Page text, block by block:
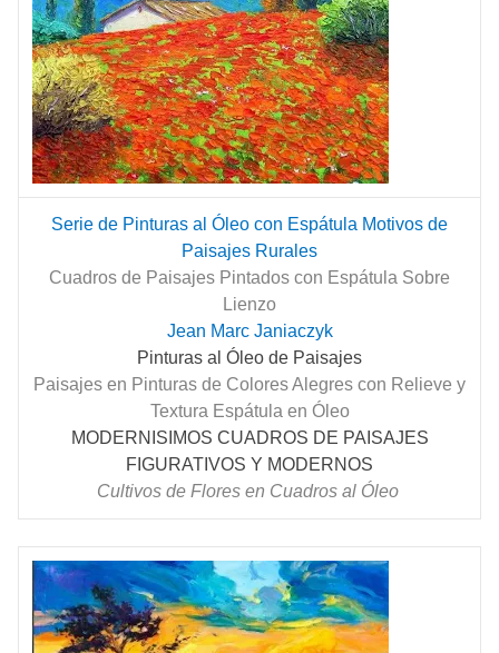
Serie de Pinturas al Óleo con Espátula Motivos de
Paisajes Rurales
Cuadros de Paisajes Pintados con Espátula Sobre
Lienzo
Jean Marc Janiaczyk
Pinturas al Óleo de Paisajes
Paisajes en Pinturas de Colores Alegres con Relieve y
Textura Espátula en Óleo
MODERNISIMOS CUADROS DE PAISAJES
FIGURATIVOS Y MODERNOS
Cultivos de Flores en Cuadros al Óleo